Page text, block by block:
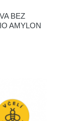
BEZ
AMYLON